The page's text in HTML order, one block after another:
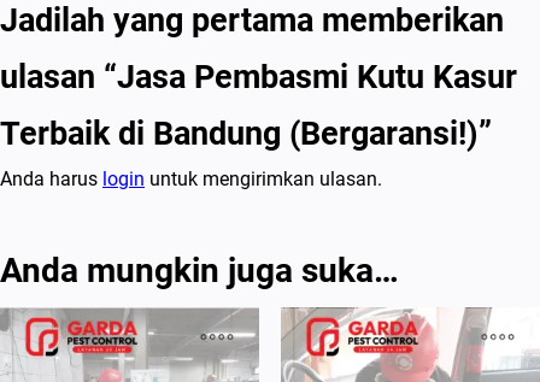
Jadilah yang pertama memberikan
ulasan “Jasa Pembasmi Kutu Kasur
Terbaik di Bandung (Bergaransi!)”
Anda harus login untuk mengirimkan ulasan.
Anda mungkin juga suka…